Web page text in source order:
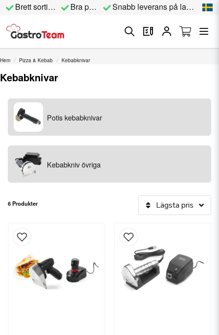
Brett sortiment Bra priser Snabb leverans på lagervara
Hem Pizza & Kebab Kebabknivar
Kebabknivar
Potis kebabknivar
Kebabkniv övriga
6 Produkter Lägsta pris